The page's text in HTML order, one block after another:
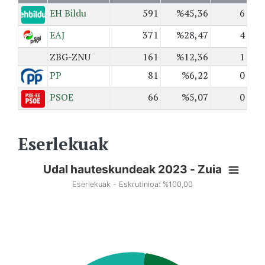
EH Bildu
591 %45,36
6
EAJ
371 %28,47
4
ZBG-ZNU
161 %12,36
1
PP
81 %6,22
0
PSOE
66 %5,07 0
Eserlekuak
Udal hauteskundeak 2023 - Zuia
Eserlekuak - Eskrutinioa: %100,00